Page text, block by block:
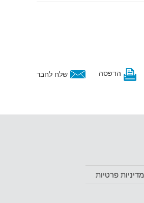
שלח לחבר הדפסה
מדיניות פרטיות